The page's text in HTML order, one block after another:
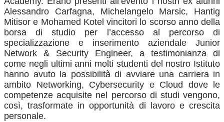
Alessandro Carfagna, Michelangelo Marsic, Hantig
Mitisor e Mohamed Kotel vincitori lo scorso anno della
borsa di studio per l’accesso al percorso di
specializzazione e inserimento aziendale Junior
Network & Security Engineer, a testimonianza di
come negli ultimi anni molti studenti del nostro Istituto
hanno avuto la possibilità di avviare una carriera in
ambito Networking, Cybersecurity e Cloud dove le
competenze acquisite nel percorso di studi vengono,
così, trasformate in opportunità di lavoro e crescita
personale.